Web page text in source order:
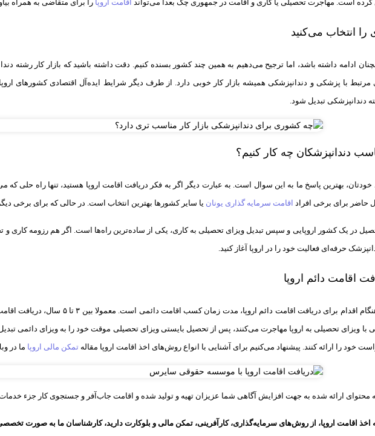
کرده است. مهاجرت تحصیلی یا کاری و اقامت در جمهوری چک بعدا می‌تواند اقامت اروپا را برای متقاضی به همراه
انتخاب می‌کنید
ادامه داشته باشد، اما ترجیح می‌دهیم به همین چند کشور بسنده کنیم. دقت داشته باشید که بازار کار رشته
مرتبط با پزشکی و دندانپزشکی همیشه بازار کار خوبی دارد. از طرف دیگر شرایط ایده‌آل اقتصادی کشورهای
دندانپزشکی تبدیل شود.
دندانپزشکان چه کار کنیم؟
بهترین پاسخ ما به این سوال است. به عبارت دیگر اگر به فکر دریافت اقامت اروپا هستید، تنها راه حلی
حاضر برای برخی افراد اقامت سرمایه گذاری یونان یا سایر کشورها بهترین انتخاب است. در حالی که برای برخی
در یک کشور اروپایی و سپس تبدیل ویزای تحصیلی به کاری، یکی از ساده‌ترین راه‌ها است. اگر هم رزومه کاری
حرفه‌ای فعالیت خود را در اروپا آغاز کنید.
یکی از سوالات رایج افراد در هنگام اقدام
ویزای تحصیلی به اروپا مهاجرت می‌کنند، پس از تحصیل بایستی ویزای تحصیلی موقت خود را به ویزای دائمی
خود را ارائه کنند. پیشنهاد می‌کنیم برای آشنایی با انواع روش‌های اخذ اقامت اروپا مقاله تمکن مالی اروپا ما در
محتوای ارائه شده به جهت افزایش آگاهی شما عزیزان تهیه و تولید شده و اقامت جاب‌آفر و جستجوی کار جزء
اقامت اروپا، از روش‌های سرمایه‌گذاری، کارآفرینی، تمکن مالی و بلوکارت دارید، کارشناسان ما به صورت تخصصی